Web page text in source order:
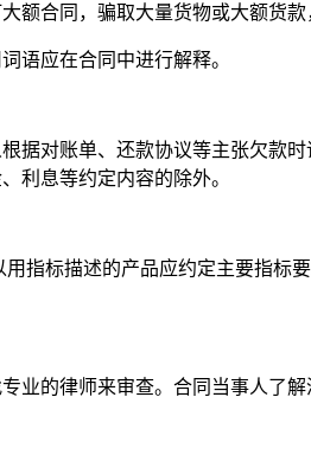
额合同，骗取大量货物或大额货款
语应在合同中进行解释。
据对账单、还款协议等主张欠款
利息等约定内容的除外。
指标描述的产品应约定主要指标
业的律师来审查。合同当事人了